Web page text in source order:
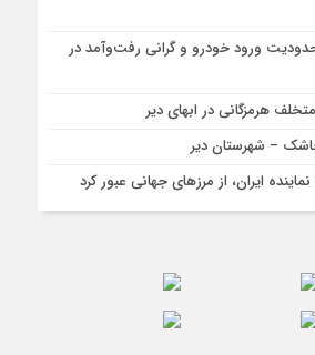
ورود خودرو و گرانی رفت‌وآمد در
– شهرستان دیر
ایران، از مرزهای جهانی‌ عبور کرد